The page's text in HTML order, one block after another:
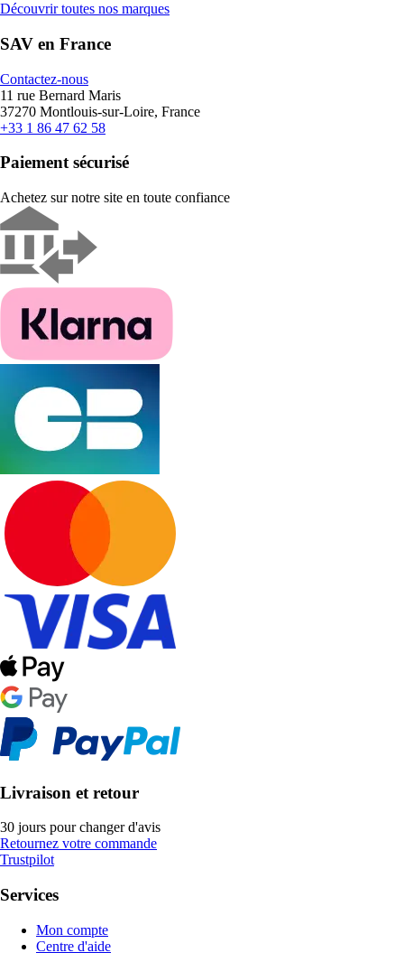
Découvrir toutes nos marques
SAV en France
Contactez-nous
11 rue Bernard Maris
37270 Montlouis-sur-Loire, France
+33 1 86 47 62 58
Paiement sécurisé
Achetez sur notre site en toute confiance
Livraison et retour
30 jours pour changer d'avis
Retournez votre commande
Trustpilot
Services
Mon compte
Centre d'aide